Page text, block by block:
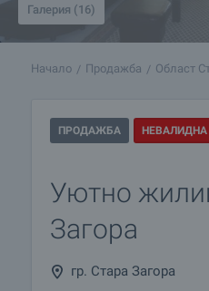
Галерия (16)
Начало Продажба Област
ПРОДАЖБА
Уютно
Загора
гр. Стара Загора